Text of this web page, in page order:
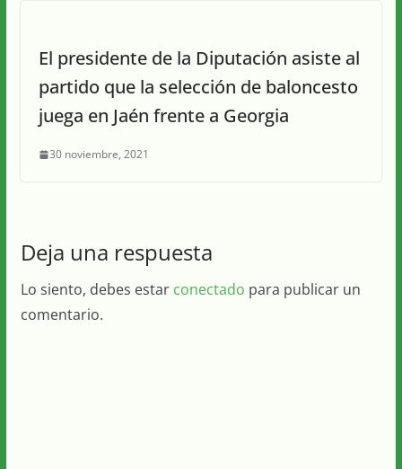
El presidente de la Diputación asiste al
partido que la selección de baloncesto
juega en Jaén frente a Georgia
30 noviembre, 2021
Deja una respuesta
Lo siento, debes estar conectado para publicar un
comentario.